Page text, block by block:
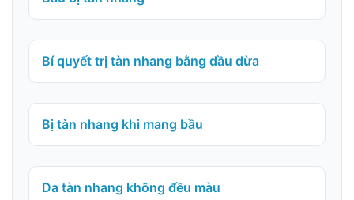
Bí quyết trị tàn nhang bằng dầu dừa
Bị tàn nhang khi mang bầu
Da tàn nhang không đều màu